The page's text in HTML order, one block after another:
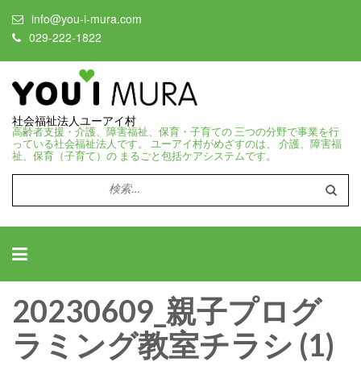
info@you-i-mura.com
029-222-1822
社会福祉法人ユーアイ村
高齢者支援・介護、障害福祉、保育・子育ての 三つの分野で事業を行
っている社会福祉法人です。 ユーアイ村がめざすのは、 介護、障害福
祉、保育（子育て）の まるごと包括ケアシステムです。
検
索:
20230609_親子プログ
ラミング教室チラシ (1)